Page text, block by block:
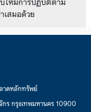
สมอด้วย
าดหลักทรัพย์
ร กรุงเทพมหานคร 10900